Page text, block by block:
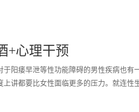
+心理干预
阳痿早泄等性功能障碍的男性疾病也有
讲都要比女性面临更多的压力。就连性